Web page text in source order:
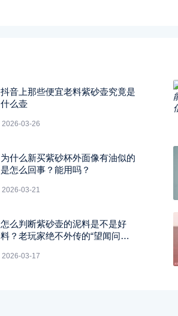
抖音上那些便宜老料紫砂壶究竟是
什么壶
2026-03-26
为什么新买紫砂杯外面像有油似的
是怎么回事？能用吗？
2026-03-21
怎么判断紫砂壶的泥料是不是好
料？老玩家绝不外传的“望闻问
2026-03-17